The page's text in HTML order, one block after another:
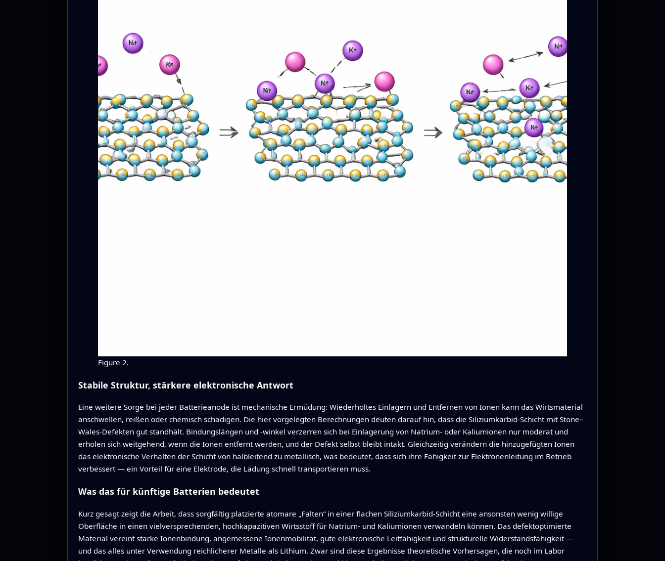
Figure 2.
Stabile Struktur, stärkere elektronische Antwort
Eine weitere Sorge bei jeder Batterieanode ist mechanische Ermüdung: Wiederholtes Einlagern und Entfernen von Ionen kann das Wirtsmaterial
anschwellen, reißen oder chemisch schädigen. Die hier vorgelegten Berechnungen deuten darauf hin, dass die Siliziumkarbid-Schicht mit Stone–
Wales-Defekten gut standhält. Bindungslängen und -winkel verzerren sich bei Einlagerung von Natrium- oder Kaliumionen nur moderat und
erholen sich weitgehend, wenn die Ionen entfernt werden, und der Defekt selbst bleibt intakt. Gleichzeitig verändern die hinzugefügten Ionen
das elektronische Verhalten der Schicht von halbleitend zu metallisch, was bedeutet, dass sich ihre Fähigkeit zur Elektronenleitung im Betrieb
verbessert — ein Vorteil für eine Elektrode, die Ladung schnell transportieren muss.
Was das für künftige Batterien bedeutet
Kurz gesagt zeigt die Arbeit, dass sorgfältig platzierte atomare „Falten“ in einer flachen Siliziumkarbid-Schicht eine ansonsten wenig willige
Oberfläche in einen vielversprechenden, hochkapazitiven Wirtsstoff für Natrium- und Kaliumionen verwandeln können. Das defektoptimierte
Material vereint starke Ionenbindung, angemessene Ionenmobilität, gute elektronische Leitfähigkeit und strukturelle Widerstandsfähigkeit —
und das alles unter Verwendung reichlicherer Metalle als Lithium. Zwar sind diese Ergebnisse theoretische Vorhersagen, die noch im Labor